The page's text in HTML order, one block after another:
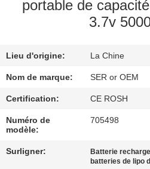
CONTRÔLE
QUALITÉ
CONTACTEZ-
NOUS
NOUVELLES
portable de
3.7v
Lieu d'origine: La Chine
Nom de marque: SER or OEM
Certification: CE ROSH
Numéro de
modèle:
705498
Surligner: Batterie
batteries de lipo